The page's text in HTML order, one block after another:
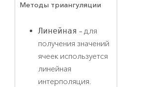
Методы триангуляции
Линейная – для
получения значений
ячеек используется
линейная
интерполяция.